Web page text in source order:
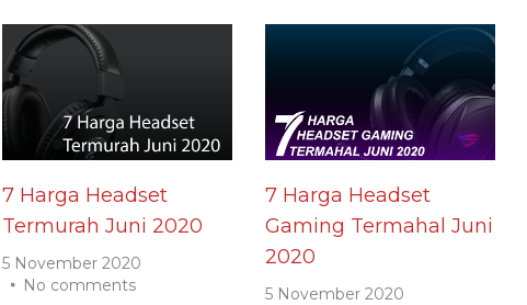
7 Harga Headset
Termurah Juni 2020
5 November 2020
No comments
7 Harga Headset
Gaming Termahal Juni
2020
5 November 2020